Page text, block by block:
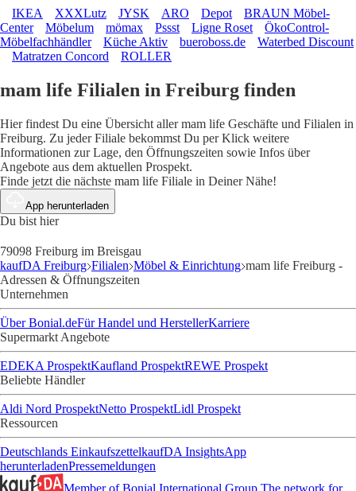
IKEA XXXLutz JYSK ARO Depot
BRAUN Möbel-
Center
Möbelum mömax Pssst Ligne Roset
ÖkoControl-
Möbelfachhändler
Küche Aktiv bueroboss.de
Waterbed Discount
Matratzen Concord
ROLLER
mam life Filialen in Freiburg finden
Hier findest Du eine Übersicht aller mam life Geschäfte und Filialen in
Freiburg. Zu jeder Filiale bekommst Du per Klick weitere
Informationen zur Lage, den Öffnungszeiten sowie Infos über
Angebote aus dem aktuellen Prospekt.
Finde jetzt die nächste mam life Filiale in Deiner Nähe!
App herunterladen
Du bist hier
79098 Freiburg im Breisgau
kaufDA Freiburg Filialen Möbel & Einrichtung mam life Freiburg -
Adressen & Öffnungszeiten
Unternehmen
Über Bonial.deFür Handel und HerstellerKarriere
Supermarkt Angebote
EDEKA ProspektKaufland ProspektREWE Prospekt
Beliebte Händler
Aldi Nord ProspektNetto ProspektLidl Prospekt
Ressourcen
Deutschlands EinkaufszettelkaufDA InsightsApp
herunterladenPressemeldungen